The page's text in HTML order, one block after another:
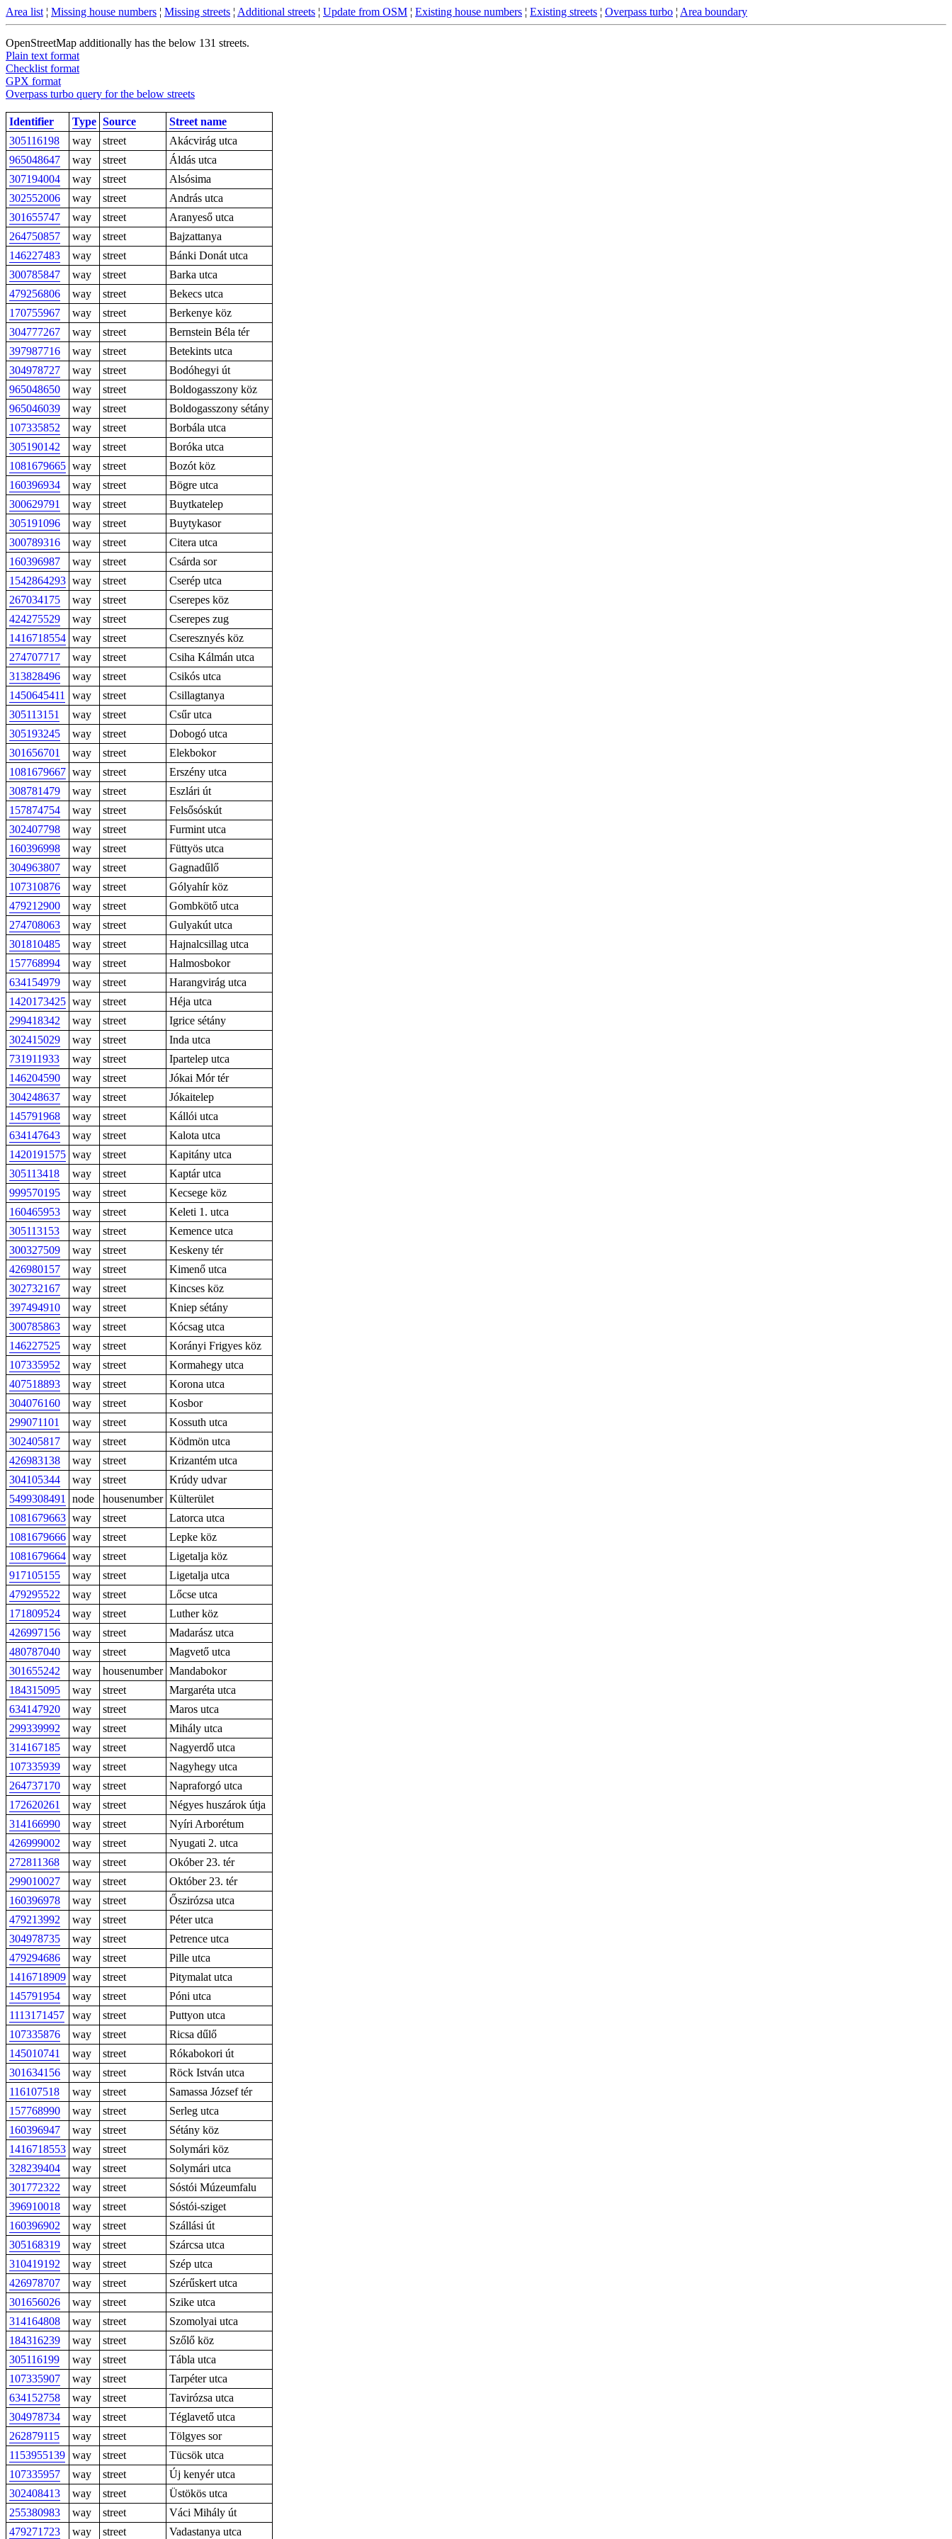
Area list ¦ Missing house numbers ¦ Missing streets ¦ Additional streets ¦ Update from OSM ¦ Existing house numbers ¦ Existing streets ¦ Overpass turbo ¦ Area boundary
OpenStreetMap additionally has the below 131 streets.
Plain text format
Checklist format
GPX format
Overpass turbo query for the below streets
Identifier Type Source
Street name
305116198
way street
Akácvirág utca
965048647
way street
Áldás utca
307194004
way street
Alsósima
302552006
way street
András utca
301655747
way street
Aranyeső utca
264750857
way street
Bajzattanya
146227483
way street
Bánki Donát utca
300785847
way street
Barka utca
479256806
way street
Bekecs utca
170755967
way street
Berkenye köz
304777267
way street
Bernstein Béla tér
397987716
way street
Betekints utca
304978727
way street
Bodóhegyi út
965048650
way street
Boldogasszony köz
965046039
way street
Boldogasszony sétány
107335852
way street
Borbála utca
305190142
way street
Boróka utca
1081679665 way street
Bozót köz
160396934
way street
Bögre utca
300629791
way street
Buytkatelep
305191096
way street
Buytykasor
300789316
way street
Citera utca
160396987
way street
Csárda sor
1542864293 way street
Cserép utca
267034175
way street
Cserepes köz
424275529
way street
Cserepes zug
1416718554 way street
Cseresznyés köz
274707717
way street
Csiha Kálmán utca
313828496
way street
Csikós utca
1450645411
way street
Csillagtanya
305113151
way street
Csűr utca
305193245
way street
Dobogó utca
301656701
way street
Elekbokor
1081679667 way street
Erszény utca
308781479
way street
Eszlári út
157874754
way street
Felsősóskút
302407798
way street
Furmint utca
160396998
way street
Füttyös utca
304963807
way street
Gagnadűlő
107310876
way street
Gólyahír köz
479212900
way street
Gombkötő utca
274708063
way street
Gulyakút utca
301810485
way street
Hajnalcsillag utca
157768994
way street
Halmosbokor
634154979
way street
Harangvirág utca
1420173425 way street
Héja utca
299418342
way street
Igrice sétány
302415029
way street
Inda utca
731911933
way street
Ipartelep utca
146204590
way street
Jókai Mór tér
304248637
way street
Jókaitelep
145791968
way street
Kállói utca
634147643
way street
Kalota utca
1420191575 way street
Kapitány utca
305113418
way street
Kaptár utca
999570195
way street
Kecsege köz
160465953
way street
Keleti 1. utca
305113153
way street
Kemence utca
300327509
way street
Keskeny tér
426980157
way street
Kimenő utca
302732167
way street
Kincses köz
397494910
way street
Kniep sétány
300785863
way street
Kócsag utca
146227525
way street
Korányi Frigyes köz
107335952
way street
Kormahegy utca
407518893
way street
Korona utca
304076160
way street
Kosbor
299071101
way street
Kossuth utca
302405817
way street
Ködmön utca
426983138
way street
Krizantém utca
304105344
way street
Krúdy udvar
5499308491
node housenumber Külterület
1081679663 way street
Latorca utca
1081679666 way street
Lepke köz
1081679664 way street
Ligetalja köz
917105155
way street
Ligetalja utca
479295522
way street
Lőcse utca
171809524
way street
Luther köz
426997156
way street
Madarász utca
480787040
way street
Magvető utca
301655242
way housenumber Mandabokor
184315095
way street
Margaréta utca
634147920
way street
Maros utca
299339992
way street
Mihály utca
314167185
way street
Nagyerdő utca
107335939
way street
Nagyhegy utca
264737170
way street
Napraforgó utca
172620261
way street
Négyes huszárok útja
314166990
way street
Nyíri Arborétum
426999002
way street
Nyugati 2. utca
272811368
way street
Okóber 23. tér
299010027
way street
Október 23. tér
160396978
way street
Őszirózsa utca
479213992
way street
Péter utca
304978735
way street
Petrence utca
479294686
way street
Pille utca
1416718909 way street
Pitymalat utca
145791954
way street
Póni utca
1113171457
way street
Puttyon utca
107335876
way street
Ricsa dűlő
145010741
way street
Rókabokori út
301634156
way street
Röck István utca
116107518
way street
Samassa József tér
157768990
way street
Serleg utca
160396947
way street
Sétány köz
1416718553 way street
Solymári köz
328239404
way street
Solymári utca
301772322
way street
Sóstói Múzeumfalu
396910018
way street
Sóstói-sziget
160396902
way street
Szállási út
305168319
way street
Szárcsa utca
310419192
way street
Szép utca
426978707
way street
Szérűskert utca
301656026
way street
Szike utca
314164808
way street
Szomolyai utca
184316239
way street
Szőlő köz
305116199
way street
Tábla utca
107335907
way street
Tarpéter utca
634152758
way street
Tavirózsa utca
304978734
way street
Téglavető utca
262879115
way street
Tölgyes sor
1153955139 way street
Tücsök utca
107335957
way street
Új kenyér utca
302408413
way street
Üstökös utca
255380983
way street
Váci Mihály út
479271723
way street Vadastanya utca